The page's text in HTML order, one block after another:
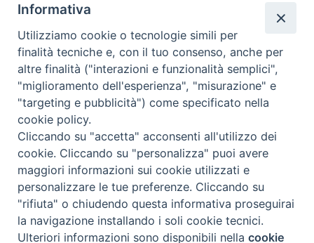
Agenda del vescovo
Privacy Policy Trasparenza
Termini e Condizioni
Informativa per il trattamento dei dati personali
Cookie Policy
Preferenze Cookie
Informativa
Utilizziamo cookie o tecnologie simili per
finalità tecniche e, con il tuo consenso, anche per
altre finalità ("interazioni e funzionalità semplici",
"miglioramento dell'esperienza", "misurazione" e
"targeting e pubblicità") come specificato nella
cookie policy.
Cliccando su "accetta" acconsenti all'utilizzo dei
cookie. Cliccando su "personalizza" puoi avere
maggiori informazioni sui cookie utilizzati e
personalizzare le tue preferenze. Cliccando su
"rifiuta" o chiudendo questa informativa proseguirai
la navigazione installando i soli cookie tecnici.
Ulteriori informazioni sono disponibili nellacookie